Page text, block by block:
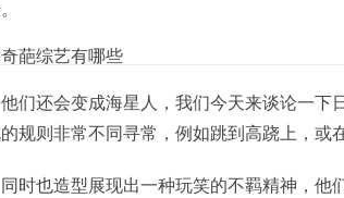
葩综艺有哪些
们还会变成海星人，我们今天来谈论一
规则非常不同寻常，例如跳到高跷上，或
时也造型展现出一种玩笑的不羁精神，